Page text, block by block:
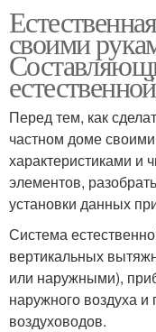
своими
Перед тем, как
частном доме
характеристиками и
элементов,
установки данных
Система
вертикальных
или наружными),
наружного воздуха
воздуховодов.